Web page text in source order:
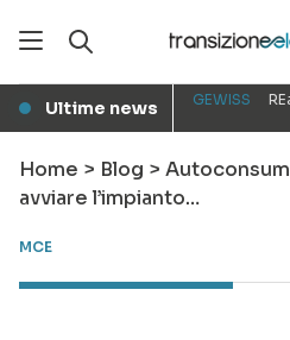
● Ultime news GEWISS
Home > Blog >
avviare l’impianto…
MCE